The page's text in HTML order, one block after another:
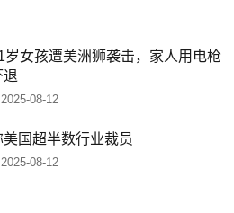
岁女孩遭美洲狮袭击，家人用电枪
退
2025-08-12
美国超半数行业裁员
2025-08-12